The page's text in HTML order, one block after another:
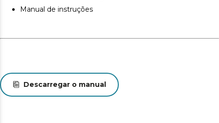
Manual de instruções
Descarregar o manual